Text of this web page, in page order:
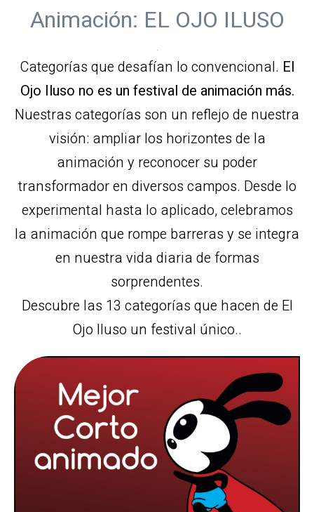
Animación: EL OJO ILUSO
.
Categorías que desafían lo convencional. El
Ojo Iluso no es un festival de animación más.
Nuestras categorías son un reflejo de nuestra
visión: ampliar los horizontes de la
animación y reconocer su poder
transformador en diversos campos. Desde lo
experimental hasta lo aplicado, celebramos
la animación que rompe barreras y se integra
en nuestra vida diaria de formas
sorprendentes.
Descubre las 13 categorías que hacen de El
Ojo Iluso un festival único..